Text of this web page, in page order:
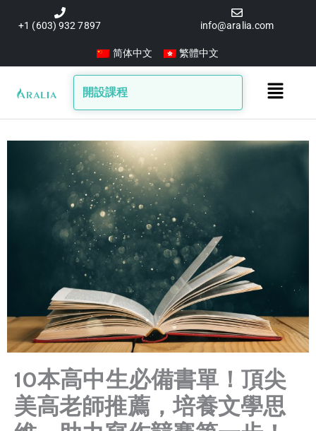
要
+1 (603) 932 7897 info@aralia.com
简体中文 繁體中文
開設課程
Main
10本高中生必備書單！頂尖
美高老師推薦，培養文學思